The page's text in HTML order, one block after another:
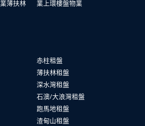
薄扶林
業 上環樓盤物業
赤柱租盤
薄扶林租盤
深水灣租盤
石澳/大浪灣租盤
跑馬地租盤
渣甸山租盤